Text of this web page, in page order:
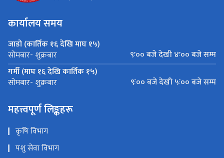
कार्यालय समय
जाडो (कार्तिक १६ देखि माघ १५)
सोमबार- शुक्रबार
९ः०० बजे देखी ४ः०० बजे सम्म
गर्मी (माघ १६ देखि कार्तिक १५)
सोमबार- शुक्रबार ९ः०० बजे देखी ५ः०० बजे सम्म
महत्त्वपूर्ण लिङ्कहरू
कृषि विभाग
पशु सेवा विभाग